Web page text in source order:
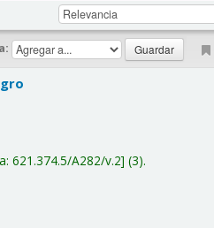
621.374.5/A282/v.2 (3).